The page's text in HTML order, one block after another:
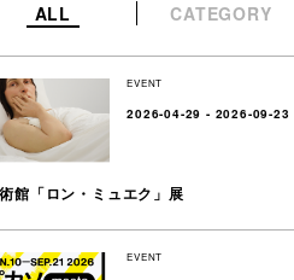
ALL CATEGORY
EVENT
2026-04-29 - 2026-09-23
館「ロン・ミュエク」展
EVENT